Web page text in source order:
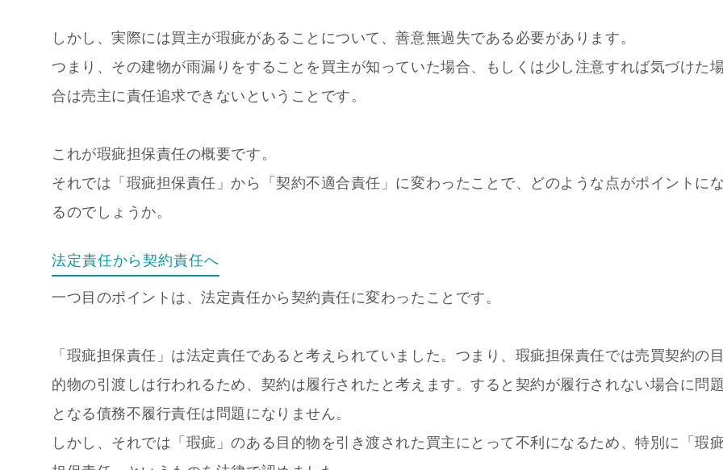
しかし、実際には買主が瑕疵があることについて、善意無過失である必要があります。
つまり、その建物が雨漏りをすることを買主が知っていた場合、もしくは少し注意すれば気づけた
合は売主に責任追求できないということです。
これが瑕疵担保責任の概要です。
それでは「瑕疵担保責任」から「契約不適合責任」に変わったことで、どのような点がポイントに
るのでしょうか。
法定責任から契約責任へ
一つ目のポイントは、法定責任から契約責任に変わったことです。
「瑕疵担保責任」は法定責任であると考えられていました。 つまり、瑕疵担保責任では売買契約の
的物の引渡しは行われるため、契約は履行されたと考えます。すると契約が履行されない場合に問
となる債務不履行責任は問題になりません。
しかし、それでは「瑕疵」のある目的物を引き渡された買主にとって不利になるため、特別に「瑕